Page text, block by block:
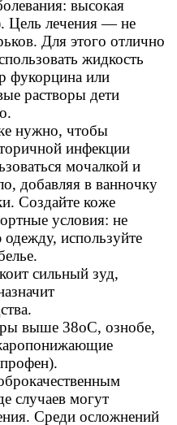
высокая
Цель лечения — не
Для этого отлично
жидкость
фукорцина или
растворы дети
нужно, чтобы
инфекции
мочалкой и
добавляя в ванночку
Создайте коже
условия: не
используйте
сильный зуд,
выше 38оС, ознобе,
случаев могут
Среди осложнений